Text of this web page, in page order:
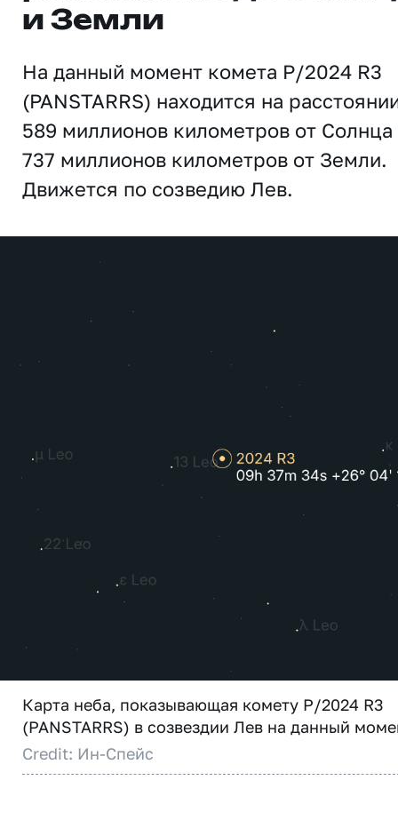
и Земли
На данный момент комета P/2024 R3
(PANSTARRS) находится на
589 миллионов километров от Солнца
737 миллионов километров от Земли.
Движется по созведию Лев.
Карта неба, показывающая комету P/2024 R3
(PANSTARRS) в созвездии Лев на данный
Credit: Ин-Спейс